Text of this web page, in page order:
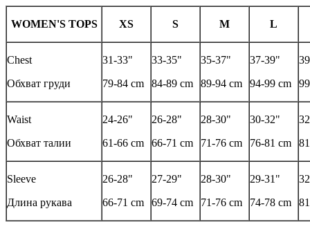
WOMEN'S TOPS XS S M L
Chest
Обхват груди
31-33"
79-84 cm
33-35"
84-89 cm
35-37"
89-94 cm
37-39"
94-99 cm
Waist
Обхват талии
24-26"
61-66 cm
26-28"
66-71 cm
28-30"
71-76 cm
30-32"
76-81 cm
Sleeve
Длина рукава
26-28"
66-71 cm
27-29"
69-74 cm
28-30"
71-76 cm
29-31"
74-78 cm